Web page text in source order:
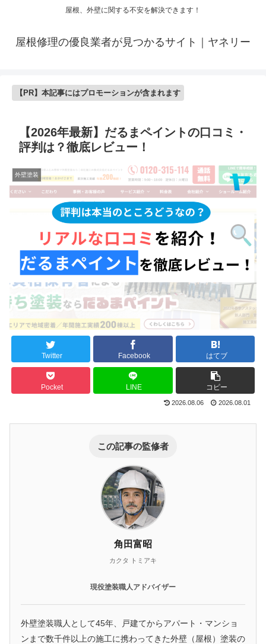
屋根、外壁に関する不安を解決できます！
屋根修理の優良業者が見つかるサイト｜ヤネリー
【PR】本記事にはプロモーションが含まれます
【2026年最新】だるまペイントの口コミ・
評判は？徹底レビュー！
外壁塗装
Twitter Facebook はてブ
Pocket LINE コピー
2026.08.06 2026.08.01
この記事の監修者
角田富昭
カクタ トミアキ
現役塗装職人アドバイザー
外壁塗装職人として45年、戸建てからアパート・マンショ
ンまで数千件以上の施工に携わってきた外壁（屋根）塗装の